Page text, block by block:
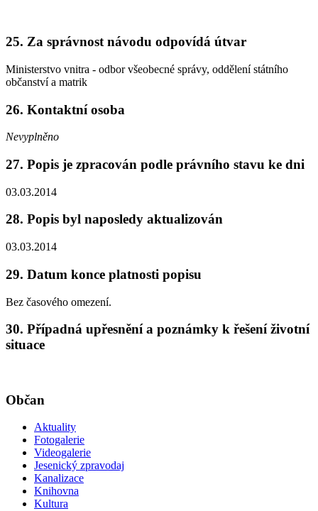
25. Za správnost návodu odpovídá útvar
Ministerstvo vnitra - odbor všeobecné správy, oddělení státního
občanství a matrik
26. Kontaktní osoba
Nevyplněno
27. Popis je zpracován podle právního stavu ke dni
03.03.2014
28. Popis byl naposledy aktualizován
03.03.2014
29. Datum konce platnosti popisu
Bez časového omezení.
30. Případná upřesnění a poznámky k řešení životní
situace
Občan
Aktuality
Fotogalerie
Videogalerie
Jesenický zpravodaj
Kanalizace
Knihovna
Kultura